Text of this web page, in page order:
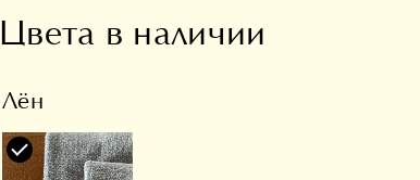
Цвета в наличии
Лён